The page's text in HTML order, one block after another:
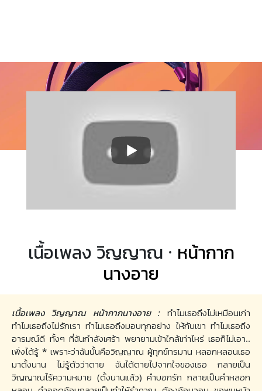
เนื้อเพลง วิญญาณ · หน้ากาก
นางอาย
เนื้อเพลง วิญญาณ หน้ากากนางอาย : ทำไมเธอถึงไม่เหมือนเก่า
ทำไมเธอถึงไม่รักเรา ทำไมเธอถึงมอบทุกอย่าง ให้กับเขา ทำไมเธอถึง
อารมณ์ดี ทั้งๆ ที่ฉันกำลังเศร้า พยายามเข้าใกล้เท่าไหร่ เธอก็ไม่เอา..
เพิ่งได้รู้ * เพราะว่าฉันนั้นคือวิญญาณ ผู้ทุกข์ทรมาน หลอกหลอนเธอ
มาตั้งนาน ไม่รู้ตัวว่าตาย ฉันได้ตายไปจากใจของเธอ กลายเป็น
วิญญาณไร้ความหมาย (ตั้งนานแล้ว) คำบอกรัก กลายเป็นคำหลอก